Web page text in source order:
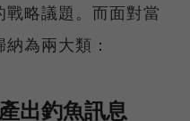
略議題。而面對當
為兩大類：
出釣魚訊息